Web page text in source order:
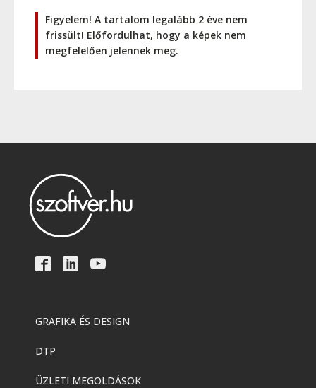
Figyelem! A tartalom legalább 2 éve nem
frissült! Előfordulhat, hogy a képek nem
megfelelően jelennek meg.
GRAFIKA ÉS DESIGN
DTP
ÜZLETI MEGOLDÁSOK